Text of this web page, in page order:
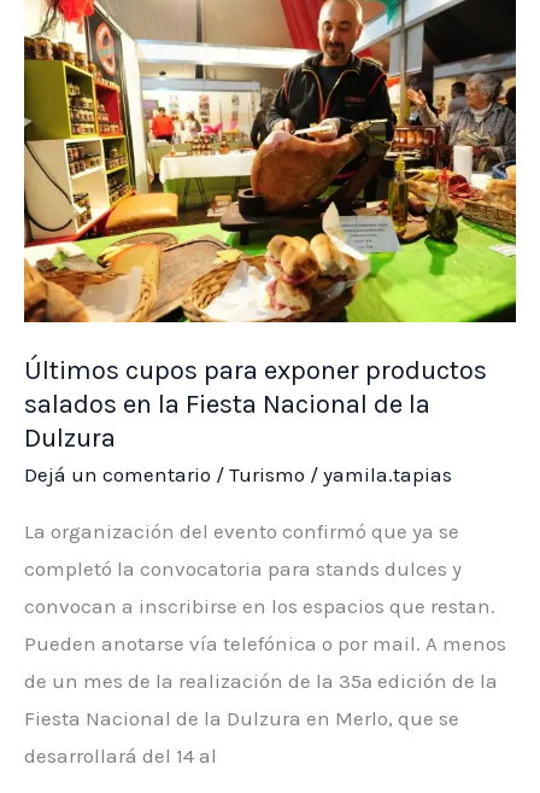
hasta
el
de
agosto
las
escuelas
podrán
postular
a
docentes
destacados
Últimos cupos para exponer productos
salados en la Fiesta Nacional de la
Dulzura
Dejá un comentario / Turismo / yamila.tapias
La organización del evento confirmó que ya se
completó la convocatoria para stands dulces y
convocan a inscribirse en los espacios que restan.
Pueden anotarse vía telefónica o por mail. A menos
de un mes de la realización de la 35ª edición de la
Fiesta Nacional de la Dulzura en Merlo, que se
desarrollará del 14 al